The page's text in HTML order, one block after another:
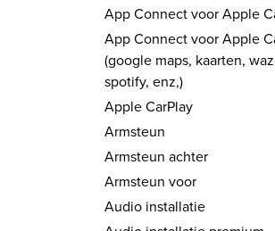
App Connect voor Apple
App Connect voor Apple
(google maps, kaarten,
spotify, enz,)
Apple CarPlay
Armsteun
Armsteun achter
Armsteun voor
Audio installatie